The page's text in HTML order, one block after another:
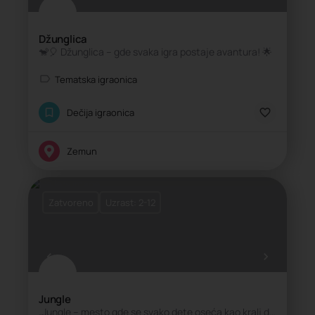
Džunglica
🐒🎈 Džunglica – gde svaka igra postaje avantura! 🌟
Tematska igraonica
Dečija igraonica
Zemun
Jungle
„Jungle – mesto gde se svako dete oseća kao kralj džungle!“